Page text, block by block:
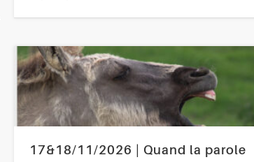
17&18/11/2026 | Quand la parole